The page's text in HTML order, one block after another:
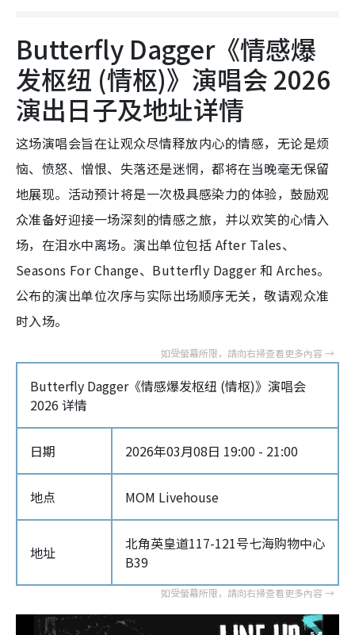
Butterfly Dagger《情感爆
发枢纽 (情枢)》演唱会 2026
演出日子及地址详情
这场演唱会旨在让观众尽情释放内心的情感，无论是烦
恼、愤怒、憎恨、失落还是迷惘，都将在当晚毫无保留
地展现。活动预计将是一次极具感染力的体验，鼓励观
众准备好迎接一场深刻的情感之旅，并以欢笑的心情入
场，在泪水中离场。演出单位包括 After Tales、
Seasons For Change、Butterfly Dagger 和 Arches。
公布的演出单位次序与实际出场顺序无关，敬请观众准
时入场。
Butterfly Dagger《情感爆发枢纽 (情枢)》演唱会
2026 详情
日期 2026年03月08日 19:00 - 21:00
地点 MOM Livehouse
地址
北角英皇道117-121号七海购物中心
B39